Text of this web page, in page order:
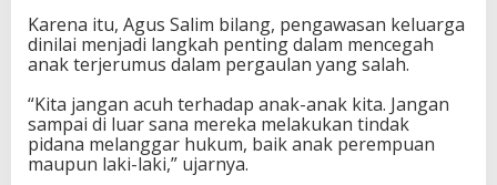
A
n
a
p
a
d
a
Karena itu, Agus Salim bilang, pengawasan keluarga
dinilai menjadi langkah penting dalam mencegah
anak terjerumus dalam pergaulan yang salah.
“Kita jangan acuh terhadap anak-anak kita. Jangan
sampai di luar sana mereka melakukan tindak
pidana melanggar hukum, baik anak perempuan
maupun laki-laki,” ujarnya.